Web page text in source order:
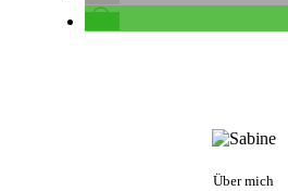
Über mich